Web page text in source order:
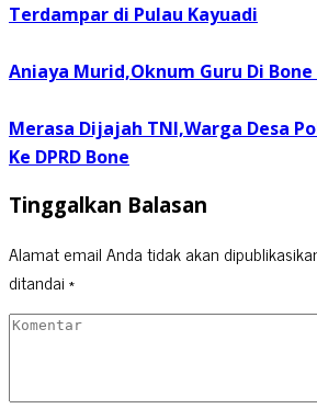
Terdampar di Pulau Kayuadi
Aniaya Murid,Oknum Guru Di
Merasa Dijajah TNI,Warga Desa
Ke DPRD Bone
Tinggalkan Balasan
Alamat email Anda tidak akan
ditandai*